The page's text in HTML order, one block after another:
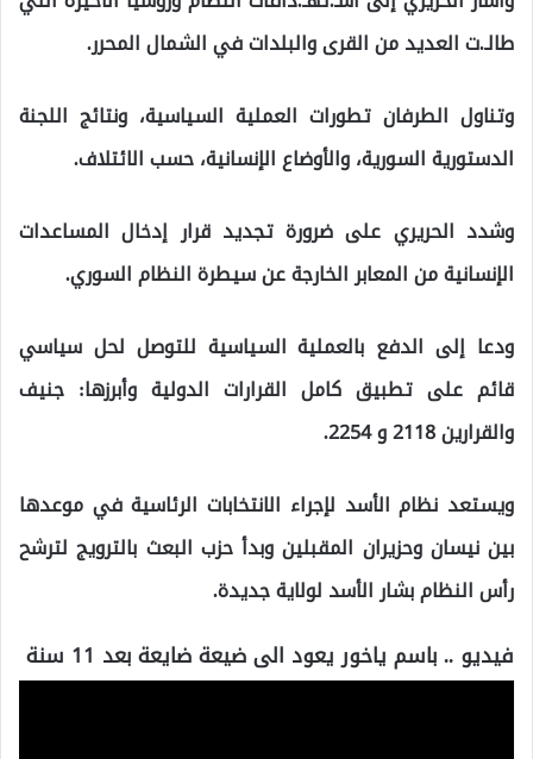
طالـ.ت العديد من القرى والبلدات في الشمال المحرر.
وتناول الطرفان تطورات العملية السياسية، ونتائج اللجنة
الدستورية السورية، والأوضاع الإنسانية، حسب الائتلاف.
وشدد الحريري على ضرورة تجديد قرار إدخال المساعدات
الإنسانية من المعابر الخارجة عن سيطرة النظام السوري.
ودعا إلى الدفع بالعملية السياسية للتوصل لحل سياسي
قائم على تطبيق كامل القرارات الدولية وأبرزها: جنيف
والقرارين 2118 و 2254.
ويستعد نظام الأسد لإجراء الانتخابات الرئاسية في موعدها
بين نيسان وحزيران المقبلين وبدأ حزب البعث بالترويج لترشح
رأس النظام بشار الأسد لولاية جديدة.
فيديو .. باسم ياخور يعود الى ضيعة ضايعة بعد 11 سنة